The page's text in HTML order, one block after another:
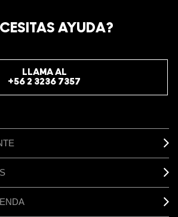
PARA RECIBIR INFORMACIÓN
AYUDA?
LLAMA AL
+56 2 3236 7357